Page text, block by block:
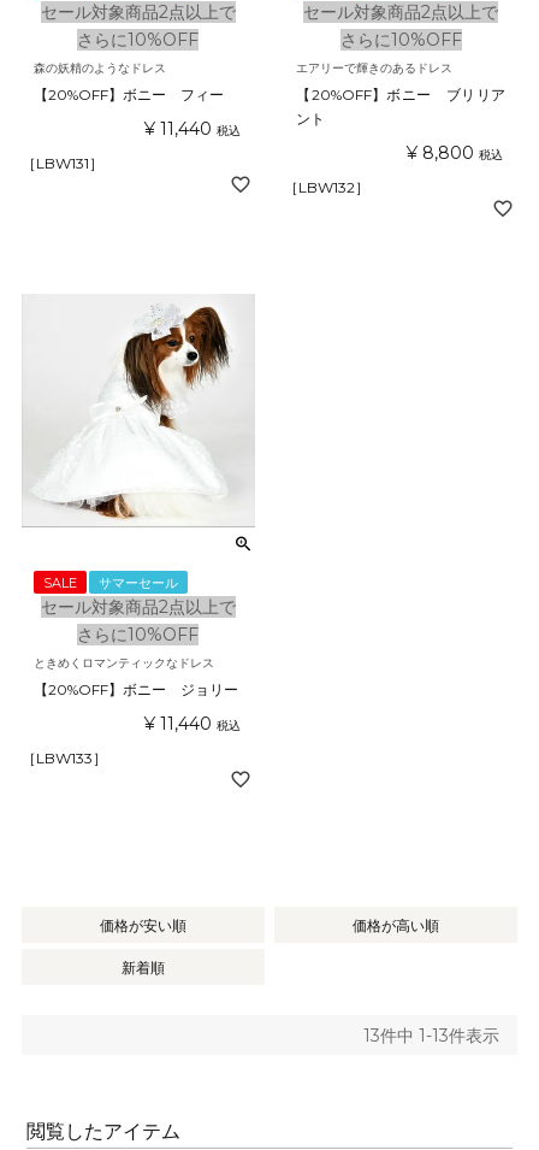
セール対象商品2点以上で
さらに10%OFF
森の妖精のようなドレス
【20%OFF】ボニー フィー
¥ 11,440 税込
［LBW131］
セール対象商品2点以上で
さらに10%OFF
エアリーで輝きのあるドレス
【20%OFF】ボニー ブリリア
ント
¥ 8,800 税込
［LBW132］
SALE サマーセール
セール対象商品2点以上で
さらに10%OFF
ときめくロマンティックなドレス
【20%OFF】ボニー ジョリー
¥ 11,440 税込
［LBW133］
価格が安い順 価格が高い順
新着順
13件中 1-13件表示
閲覧したアイテム